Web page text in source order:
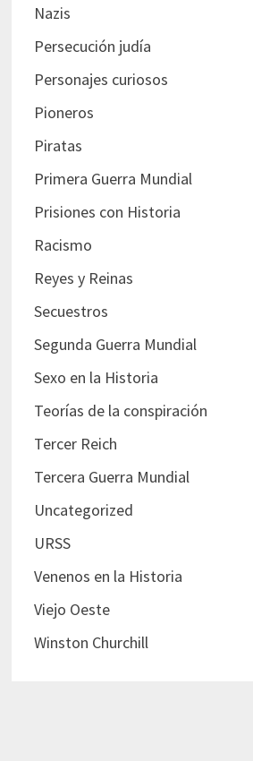
Nazis
Persecución judía
Personajes curiosos
Pioneros
Piratas
Primera Guerra Mundial
Prisiones con Historia
Racismo
Reyes y Reinas
Secuestros
Segunda Guerra Mundial
Sexo en la Historia
Teorías de la conspiración
Tercer Reich
Tercera Guerra Mundial
Uncategorized
URSS
Venenos en la Historia
Viejo Oeste
Winston Churchill